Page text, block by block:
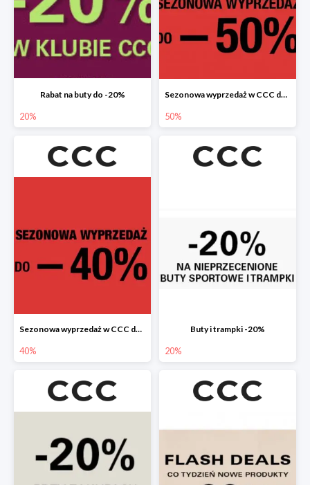
Rabat na buty do -20%
20%
Sezonowa wyprzedaż w CCC do -50%
50%
Sezonowa wyprzedaż w CCC do -40%
40%
Buty i trampki -20%
20%